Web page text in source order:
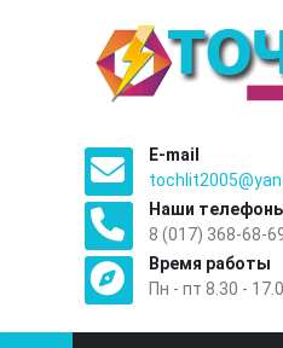
E-mail
Наши
8 (017) 368-68-
Время работы
Пн - пт 8.30 -